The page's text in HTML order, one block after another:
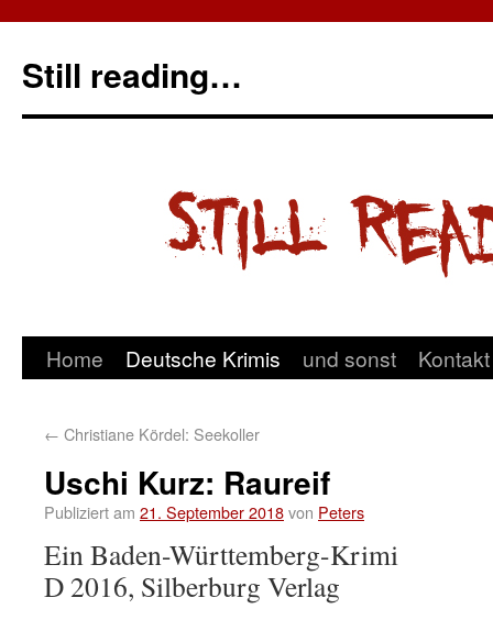
Still reading…
Home Deutsche Krimis und sonst Kontakt
← Christiane Kördel: Seekoller
Uschi Kurz: Raureif
Publiziert am 21. September 2018von Peters
Ein Baden-Württemberg-Krimi
D 2016, Silberburg Verlag